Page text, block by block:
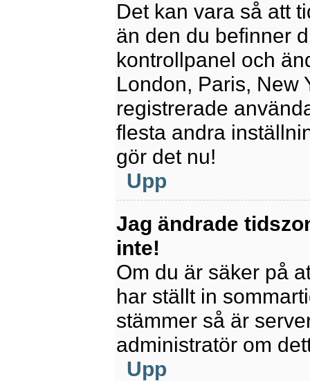
Det kan vara så att
än den du befinner
kontrollpanel och
London, Paris, New
registrerade
flesta andra
gör det nu!
Upp
Jag ändrade
inte!
Om du är säker på
har ställt in
stämmer så är
administratör om
Upp